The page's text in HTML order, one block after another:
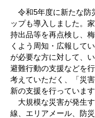
令和5年度に新たな防
ップも導入しました。
持出品等を再点検し、
くよう周知・広報して
が必要な方に対して、
避難行動の支援などを
考えていただく、「災
新の支援を行っています
大規模な災害が発生
線、エリアメール、防